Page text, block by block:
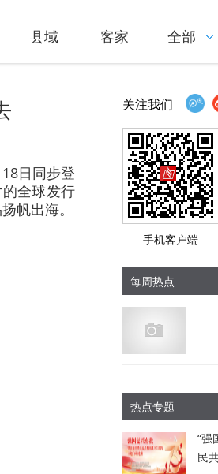
县域 客家 全部
日同步登
全球发行
帆出海。
关注我们
手机客户端
每周热点
热点专题
“强
民